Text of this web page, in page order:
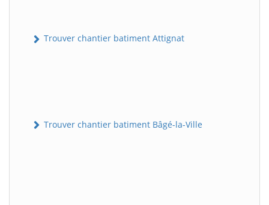
Trouver chantier batiment Attignat
Trouver chantier batiment Bâgé-la-Ville